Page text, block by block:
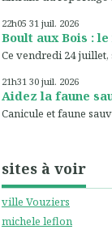
22h05 31 juil. 2026
Boult aux Bois :
Ce vendredi 24 juillet,
21h31 30 juil. 2026
Aidez la faune
Canicule et faune
sites à voir
ville Vouziers
michele leflon